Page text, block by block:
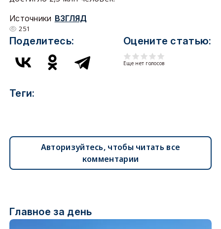
Источники ВЗГЛЯД
251
Поделитесь: Оцените статью:
Еще нет голосов
Теги:
Авторизуйтесь, чтобы читать все
комментарии
Главное за день